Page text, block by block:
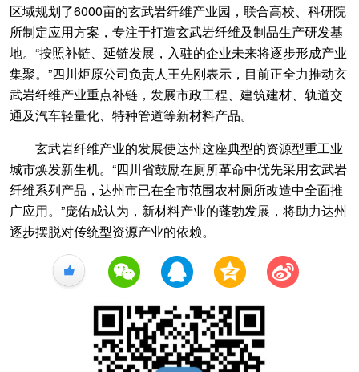
区域规划了6000亩的玄武岩纤维产业园，联合高校、科研院
所制定应用方案，专注于打造玄武岩纤维及制品生产研发基
地。“按照补链、延链发展，入驻的企业未来将逐步形成产业
集聚。”四川炬原公司负责人王先刚表示，目前正全力推动玄
武岩纤维产业重点补链，发展市政工程、建筑建材、轨道交
通及汽车轻量化、特种管道等新材料产品。
玄武岩纤维产业的发展使达州这座典型的资源型重工业
城市焕发新生机。“四川省鼓励在厕所革命中优先采用玄武岩
纤维系列产品，达州市已在全市范围农村厕所改造中全面推
广应用。”庞佑成认为，新材料产业的蓬勃发展，将助力达州
逐步摆脱对传统型资源产业的依赖。
+1